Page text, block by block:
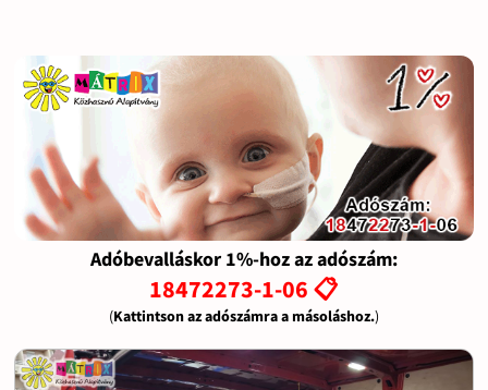
Adóbevalláskor 1%-hoz az adószám:
18472273-1-06 📋
(Kattintson az adószámra a másoláshoz.)